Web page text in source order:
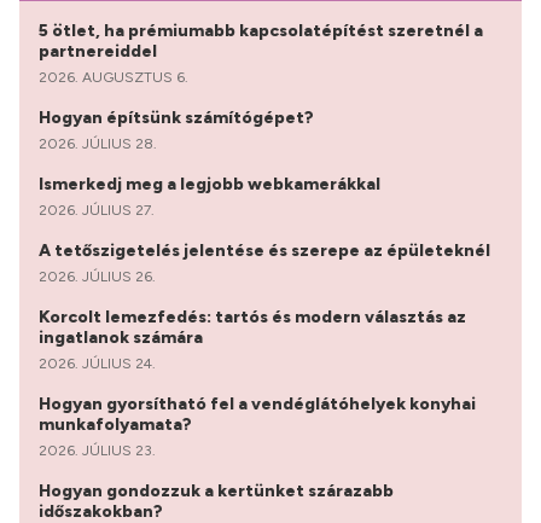
5 ötlet, ha prémiumabb kapcsolatépítést szeretnél a
partnereiddel
2026. AUGUSZTUS 6.
Hogyan építsünk számítógépet?
2026. JÚLIUS 28.
Ismerkedj meg a legjobb webkamerákkal
2026. JÚLIUS 27.
A tetőszigetelés jelentése és szerepe az épületeknél
2026. JÚLIUS 26.
Korcolt lemezfedés: tartós és modern választás az
ingatlanok számára
2026. JÚLIUS 24.
Hogyan gyorsítható fel a vendéglátóhelyek konyhai
munkafolyamata?
2026. JÚLIUS 23.
Hogyan gondozzuk a kertünket szárazabb
időszakokban?